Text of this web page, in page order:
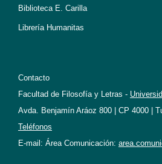
Biblioteca E. Carilla
Librería Humanitas
Contacto
Facultad de Filosofía y Letras -
Avda. Benjamín Aráoz 800 | CP 4000 |
Teléfonos
E-mail: Área Comunicación: